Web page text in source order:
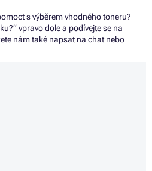
s výběrem vhodného toneru?
vpravo dole a podívejte se na
nám také napsat na chat nebo